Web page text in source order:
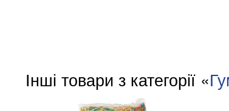
Інші товари з категорії «